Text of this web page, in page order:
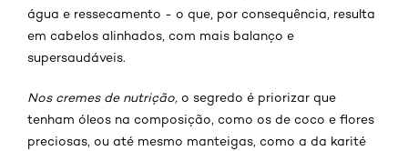
água e ressecamento - o que, por consequência, resulta
em cabelos alinhados, com mais balanço e
supersaudáveis.
Nos cremes de nutrição, o segredo é priorizar que
tenham óleos na composição, como os de coco e flores
preciosas, ou até mesmo manteigas, como a da karité